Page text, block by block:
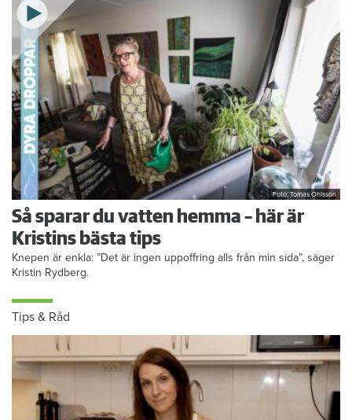
Foto: Tomas Ohlsson
Så sparar du vatten hemma – här är
Kristins bästa tips
Knepen är enkla: ”Det är ingen uppoffring alls från min sida”, säger
Kristin Rydberg.
Tips & Råd